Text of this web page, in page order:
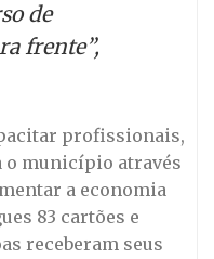
de
frente”,
profissionais,
o município através
a economia
83 cartões e
receberam seus